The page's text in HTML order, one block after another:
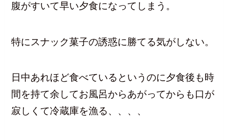
腹がすいて早い夕食になってしまう。
特にスナック菓子の誘惑に勝てる気がしない。
日中あれほど食べているというのに夕食後も時
間を持て余してお風呂からあがってからも口が
寂しくて冷蔵庫を漁る、、、、